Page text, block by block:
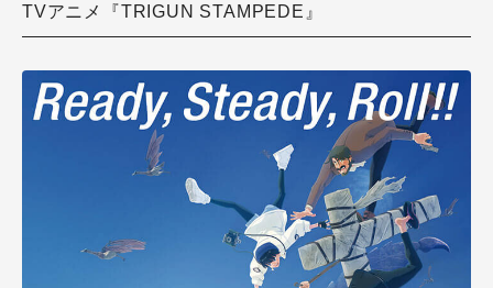
TVアニメ『TRIGUN STAMPEDE』